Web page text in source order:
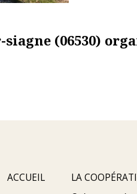
(06530)
ACCUEIL
LA